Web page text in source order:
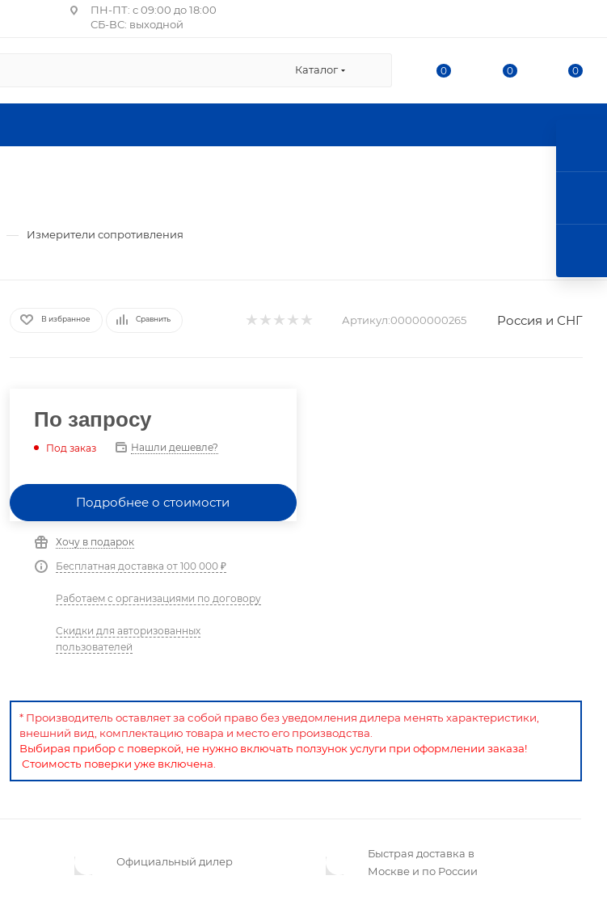
ПН-ПТ: с 09:00 до 18:00
СБ-ВС: выходной
ст. м. Китай-город, Лубянка
Каталог 0 0 0
— Измерители сопротивления
В избранное Сравнить Артикул:00000000265 Россия и СНГ
По запросу
Под заказ Нашли дешевле?
Подробнее о стоимости
Хочу в подарок
Бесплатная доставка от 100 000 ₽
Работаем с организациями по договору
Скидки для авторизованных
пользователей
* Производитель оставляет за собой право без уведомления дилера менять характеристики,
внешний вид, комплектацию товара и место его производства.
Выбирая прибор с поверкой, не нужно включать ползунок услуги при оформлении заказа!
Стоимость поверки уже включена.
Официальный дилер
Быстрая доставка в
Москве и по России